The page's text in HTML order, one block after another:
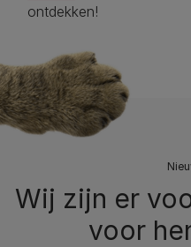
ontdekken!
Wij zijn er
voor